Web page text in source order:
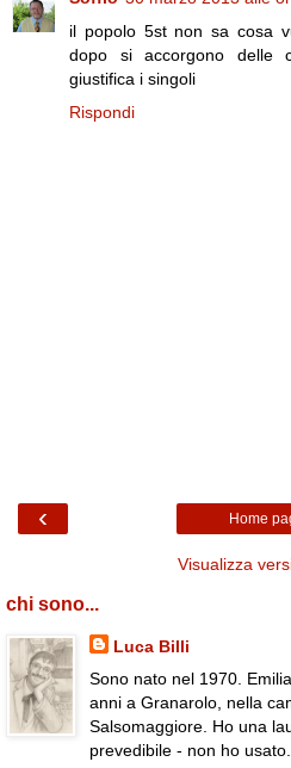
il popolo 5st non sa cosa
dopo si accorgono delle
giustifica i singoli
Rispondi
‹ Home
Visualizza
chi sono...
Luca Billi
Sono nato nel 1970.
anni a Granarolo, nella
Salsomaggiore. Ho una
prevedibile - non ho